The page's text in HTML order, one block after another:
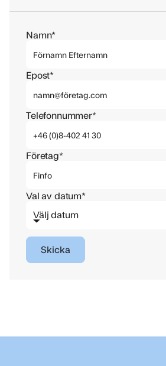
Namn*
Epost*
Telefonnummer*
Företag*
Val av datum*
Välj datum